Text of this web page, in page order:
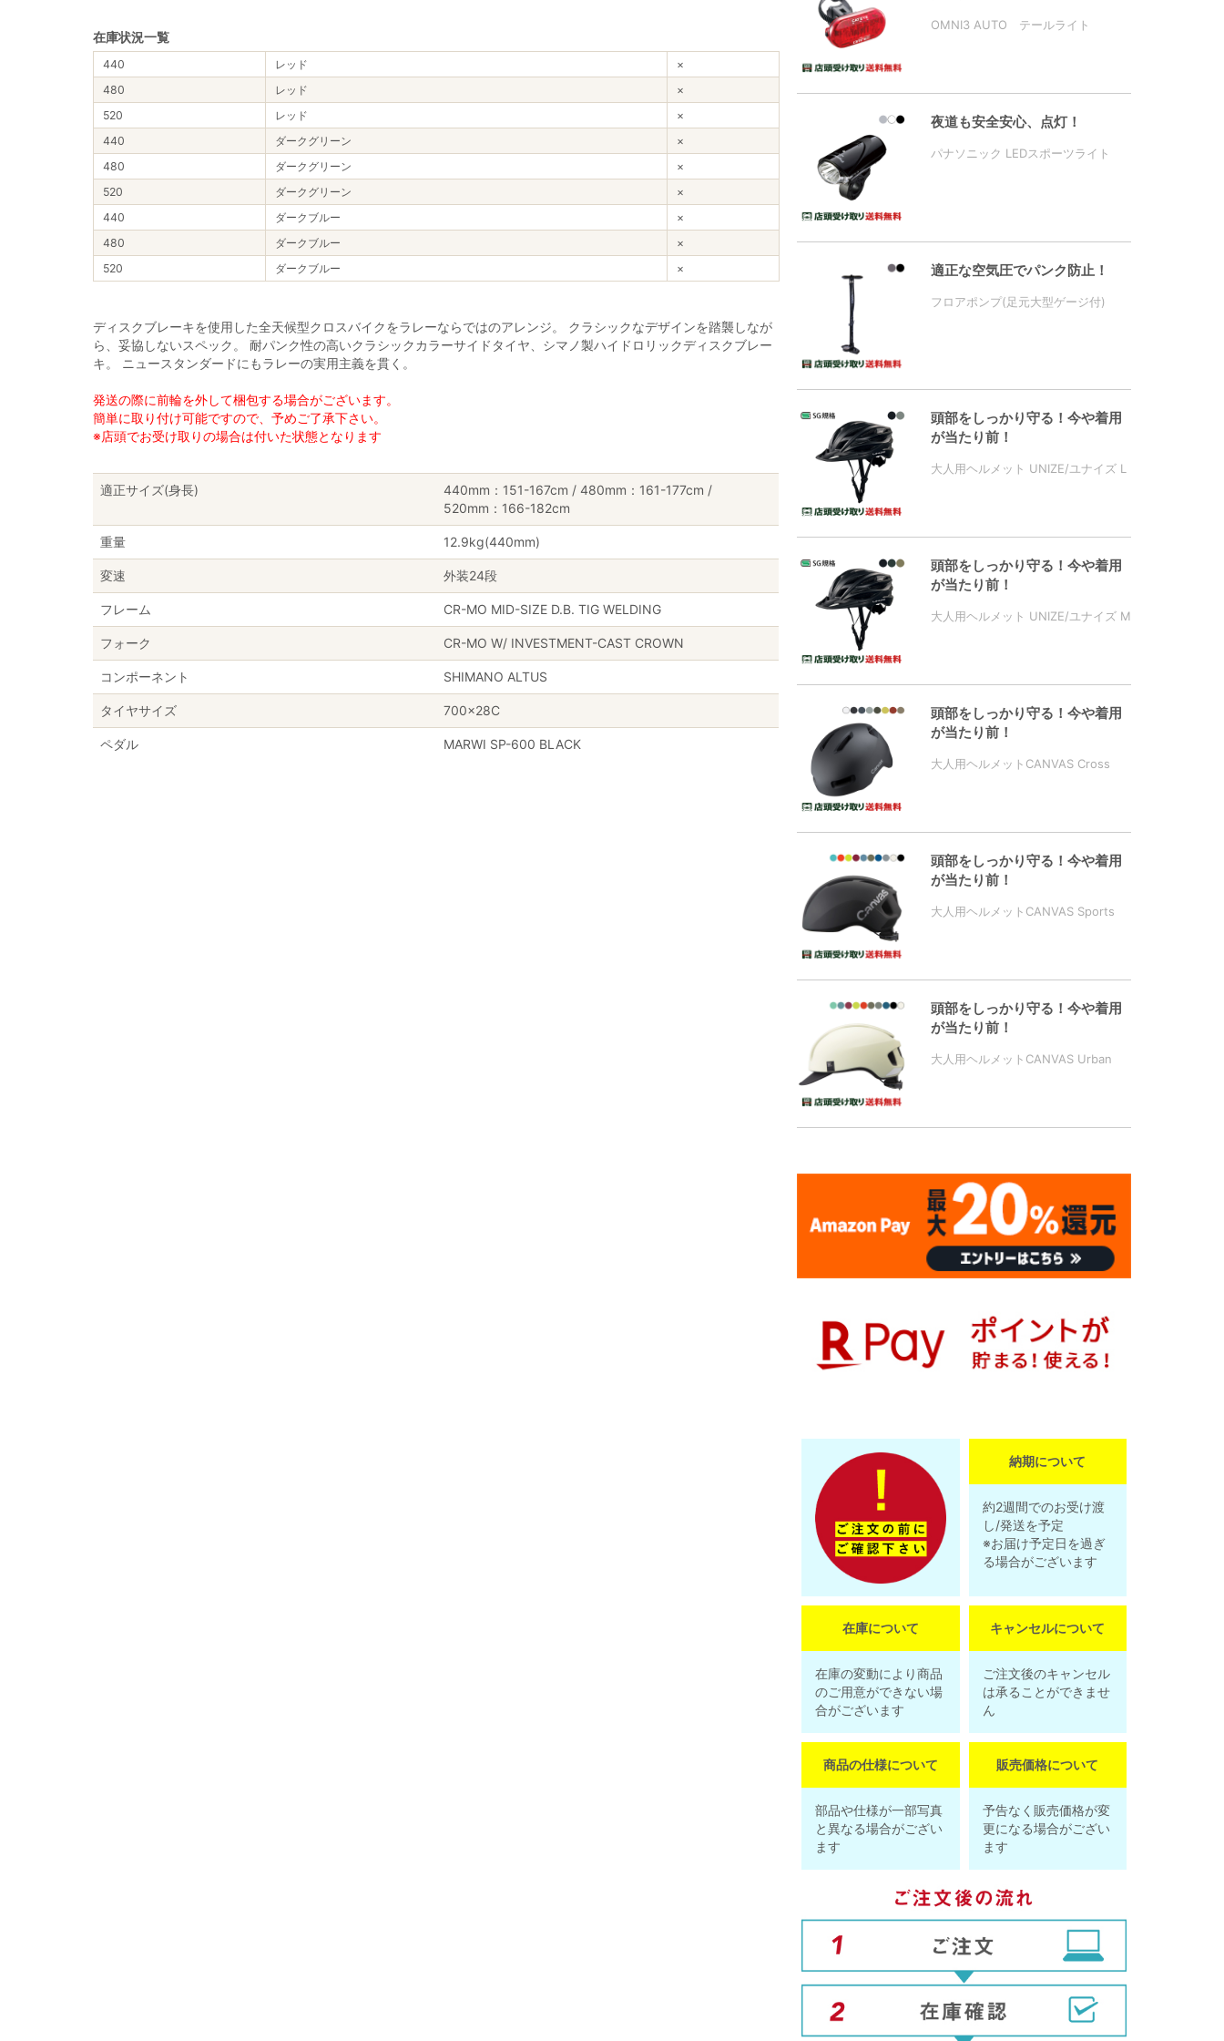
在庫状況一覧
440 レッド
×
480
レッド
×
520
レッド
×
440
ダークグリーン
×
480
ダークグリーン
×
520
ダークグリーン
×
440
ダークブルー
×
480
ダークブルー
×
520
ダークブルー ×
ディスクブレーキを使用した全天候型クロスバイクをラレーならではのアレンジ。 クラシックなデザインを踏襲しなが
ら、妥協しないスペック。 耐パンク性の高いクラシックカラーサイドタイヤ、シマノ製ハイドロリックディスクブレー
キ。 ニュースタンダードにもラレーの実用主義を貫く。
発送の際に前輪を外して梱包する場合がございます。
簡単に取り付け可能ですので、予めご了承下さい。
※店頭でお受け取りの場合は付いた状態となります
適正サイズ(身長)
440mm：151-167cm / 480mm：161-177cm /
520mm：166-182cm
重量 12.9kg(440mm)
変速 外装24段
フレーム CR-MO MID-SIZE D.B. TIG WELDING
フォーク CR-MO W/ INVESTMENT-CAST CROWN
コンポーネント SHIMANO ALTUS
タイヤサイズ 700×28C
ペダル MARWI SP-600 BLACK
OMNI3 AUTO テールライト
夜道も安全安心、点灯！
パナソニック LEDスポーツライト
適正な空気圧でパンク防止！
フロアポンプ(足元大型ゲージ付)
頭部をしっかり守る！今や着用
が当たり前！
大人用ヘルメット UNIZE/ユナイズ L
頭部をしっかり守る！今や着用
が当たり前！
大人用ヘルメット UNIZE/ユナイズ M
頭部をしっかり守る！今や着用
が当たり前！
大人用ヘルメットCANVAS Cross
頭部をしっかり守る！今や着用
が当たり前！
大人用ヘルメットCANVAS Sports
頭部をしっかり守る！今や着用
が当たり前！
大人用ヘルメットCANVAS Urban
納期について
約2週間でのお受け渡
し/発送を予定
※お届け予定日を過ぎ
る場合がございます
在庫について
在庫の変動により商品
のご用意ができない場
合がございます
キャンセルについて
ご注文後のキャンセル
は承ることができませ
ん
商品の仕様について
部品や仕様が一部写真
と異なる場合がござい
ます
販売価格について
予告なく販売価格が変
更になる場合がござい
ます